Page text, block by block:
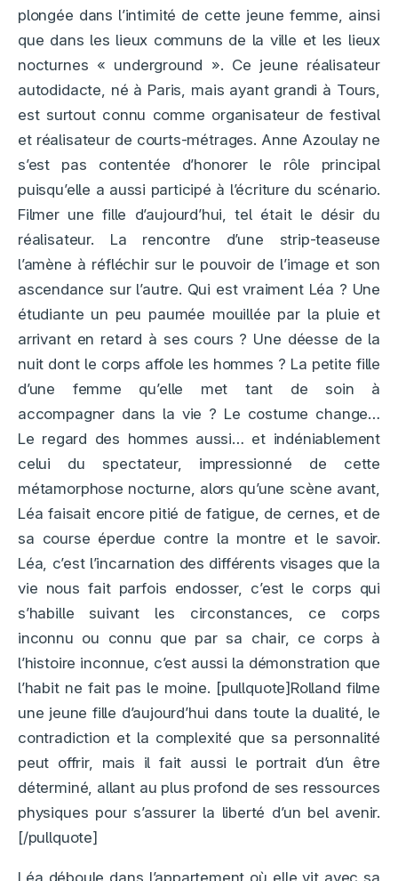
plongée dans l’intimité de cette jeune femme, ainsi
que dans les lieux communs de la ville et les lieux
nocturnes « underground ». Ce jeune réalisateur
autodidacte, né à Paris, mais ayant grandi à Tours,
est surtout connu comme organisateur de festival
et réalisateur de courts-métrages. Anne Azoulay ne
s’est pas contentée d’honorer le rôle principal
puisqu’elle a aussi participé à l’écriture du scénario.
Filmer une fille d’aujourd’hui, tel était le désir du
réalisateur. La rencontre d’une strip-teaseuse
l’amène à réfléchir sur le pouvoir de l’image et son
ascendance sur l’autre. Qui est vraiment Léa ? Une
étudiante un peu paumée mouillée par la pluie et
arrivant en retard à ses cours ? Une déesse de la
nuit dont le corps affole les hommes ? La petite fille
d’une femme qu’elle met tant de soin à
accompagner dans la vie ? Le costume change…
Le regard des hommes aussi… et indéniablement
celui du spectateur, impressionné de cette
métamorphose nocturne, alors qu’une scène avant,
Léa faisait encore pitié de fatigue, de cernes, et de
sa course éperdue contre la montre et le savoir.
Léa, c’est l’incarnation des différents visages que la
vie nous fait parfois endosser, c’est le corps qui
s’habille suivant les circonstances, ce corps
inconnu ou connu que par sa chair, ce corps à
l’histoire inconnue, c’est aussi la démonstration que
l’habit ne fait pas le moine. [pullquote]Rolland filme
une jeune fille d’aujourd’hui dans toute la dualité, le
contradiction et la complexité que sa personnalité
peut offrir, mais il fait aussi le portrait d’un être
déterminé, allant au plus profond de ses ressources
physiques pour s’assurer la liberté d’un bel avenir.
[/pullquote]
Léa déboule dans l’appartement où elle vit avec sa